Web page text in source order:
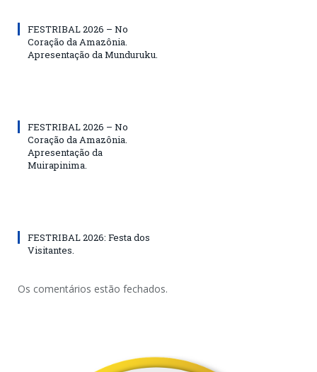
FESTRIBAL 2026 – No
Coração da Amazônia.
Apresentação da Munduruku.
FESTRIBAL 2026 – No
Coração da Amazônia.
Apresentação da
Muirapinima.
FESTRIBAL 2026: Festa dos
Visitantes.
Os comentários estão fechados.